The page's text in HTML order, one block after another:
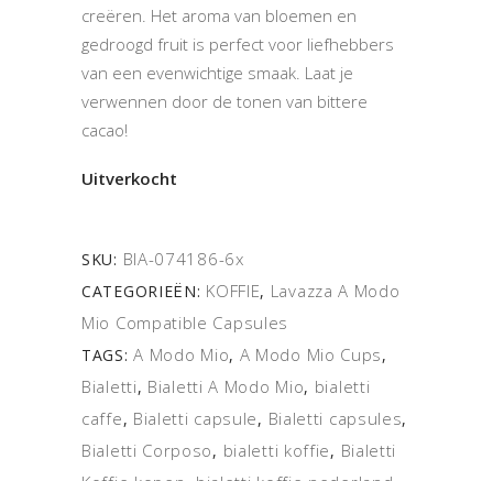
creëren. Het aroma van bloemen en
gedroogd fruit is perfect voor liefhebbers
van een evenwichtige smaak. Laat je
verwennen door de tonen van bittere
cacao!
Uitverkocht
SKU: BIA-074186-6x
CATEGORIEËN: KOFFIE, Lavazza A Modo
Mio Compatible Capsules
TAGS:A Modo Mio, A Modo Mio Cups,
Bialetti, Bialetti A Modo Mio, bialetti
caffe, Bialetti capsule, Bialetti capsules,
Bialetti Corposo, bialetti koffie, Bialetti